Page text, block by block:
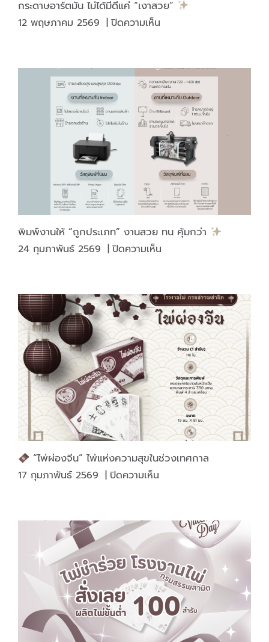
ติด
บน
กระดาษอาร์ตมัน ไม่ได้มีดีแค่ “เงาสวย”
12 พฤษภาคม 2569 | ปิดความเห็นบน
มัน
ไม่
ได้
มี
ดี
แค่
“เงา
สวย”
พิมพ์งานให้ “ถูกประเภท” งานสวย ทน คุ้มกว่า
24 กุมภาพันธ์ 2569 | ปิดความเห็นบน
ให้
“ถูก
ประเภท”
งาน
สวย
ทน
คุ้ม
กว่า
“ไพ่ผ่องจีน” ไพ่แห่งความสุขในช่วงเทศกาล
17 กุมภาพันธ์ 2569 ปิดความเห็นบน
ผ่อง
จีน”
แห่ง
ความ
สุข
ใน
ช่วง
เทศกาล